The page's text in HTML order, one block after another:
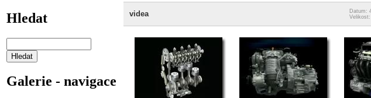
Hledat
Galerie - navigace
videa
Datum: